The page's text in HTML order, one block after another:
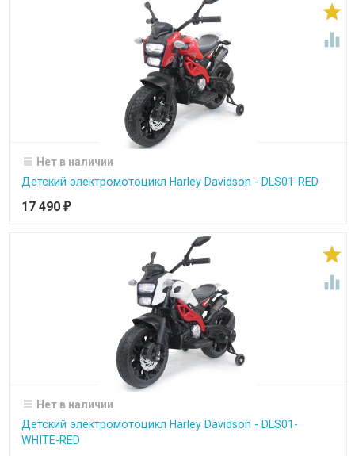


Нет в наличии
Детский электромотоцикл Harley Davidson - DLS01-RED
17 490 ₽


Нет в наличии
Детский электромотоцикл Harley Davidson - DLS01-
WHITE-RED